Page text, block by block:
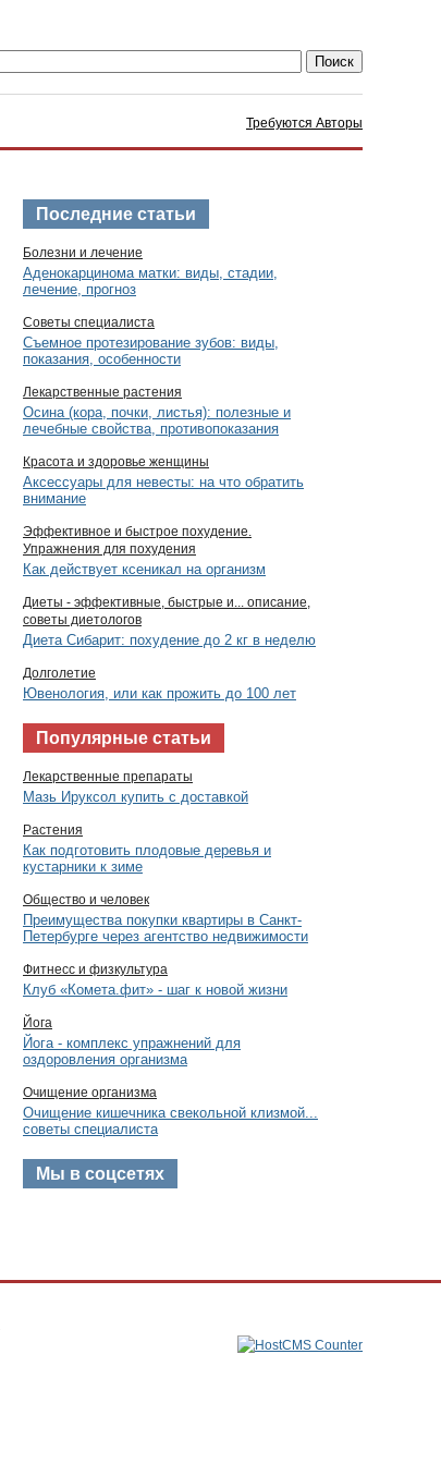
Требуются Авторы
Последние статьи
Болезни и лечение
Аденокарцинома матки: виды, стадии,
лечение, прогноз
Советы специалиста
Съемное протезирование зубов: виды,
показания, особенности
Лекарственные растения
Осина (кора, почки, листья): полезные и
лечебные свойства, противопоказания
Красота и здоровье женщины
Аксессуары для невесты: на что обратить
внимание
Эффективное и быстрое похудение.
Упражнения для похудения
Как действует ксеникал на организм
Диеты - эффективные, быстрые и... описание,
советы диетологов
Диета Сибарит: похудение до 2 кг в неделю
Долголетие
Ювенология, или как прожить до 100 лет
Популярные статьи
Лекарственные препараты
Мазь Ируксол купить с доставкой
Растения
Как подготовить плодовые деревья и
кустарники к зиме
Общество и человек
Преимущества покупки квартиры в Санкт-
Петербурге через агентство недвижимости
Фитнесс и физкультура
Клуб «Комета.фит» - шаг к новой жизни
Йога
Йога - комплекс упражнений для
оздоровления организма
Очищение организма
Очищение кишечника свекольной клизмой...
советы специалиста
Мы в соцсетях